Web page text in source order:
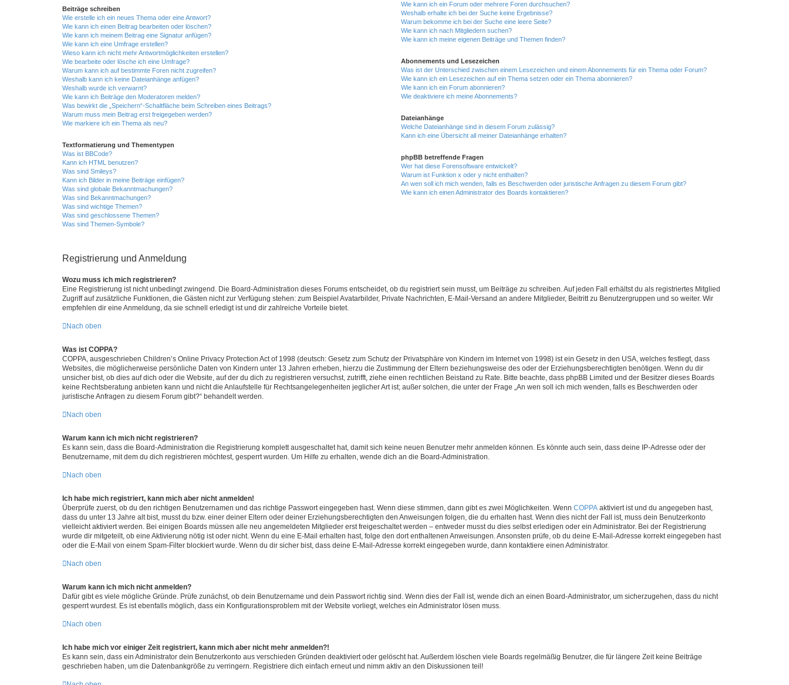
Beiträge schreiben
Wie erstelle ich ein neues Thema oder eine Antwort?
Wie kann ich einen Beitrag bearbeiten oder löschen?
Wie kann ich meinem Beitrag eine Signatur anfügen?
Wie kann ich eine Umfrage erstellen?
Wieso kann ich nicht mehr Antwortmöglichkeiten erstellen?
Wie bearbeite oder lösche ich eine Umfrage?
Warum kann ich auf bestimmte Foren nicht zugreifen?
Weshalb kann ich keine Dateianhänge anfügen?
Weshalb wurde ich verwarnt?
Wie kann ich Beiträge den Moderatoren melden?
Was bewirkt die „Speichern“-Schaltfläche beim Schreiben eines Beitrags?
Warum muss mein Beitrag erst freigegeben werden?
Wie markiere ich ein Thema als neu?
Textformatierung und Thementypen
Was ist BBCode?
Kann ich HTML benutzen?
Was sind Smileys?
Kann ich Bilder in meine Beiträge einfügen?
Was sind globale Bekanntmachungen?
Was sind Bekanntmachungen?
Was sind wichtige Themen?
Was sind geschlossene Themen?
Was sind Themen-Symbole?
Wie kann ich ein Forum oder mehrere Foren durchsuchen?
Weshalb erhalte ich bei der Suche keine Ergebnisse?
Warum bekomme ich bei der Suche eine leere Seite?
Wie kann ich nach Mitgliedern suchen?
Wie kann ich meine eigenen Beiträge und Themen finden?
Abonnements und Lesezeichen
Was ist der Unterschied zwischen einem Lesezeichen und einem Abonnements für ein Thema oder Forum?
Wie kann ich ein Lesezeichen auf ein Thema setzen oder ein Thema abonnieren?
Wie kann ich ein Forum abonnieren?
Wie deaktiviere ich meine Abonnements?
Dateianhänge
Welche Dateianhänge sind in diesem Forum zulässig?
Kann ich eine Übersicht all meiner Dateianhänge erhalten?
phpBB betreffende Fragen
Wer hat diese Forensoftware entwickelt?
Warum ist Funktion x oder y nicht enthalten?
An wen soll ich mich wenden, falls es Beschwerden oder juristische Anfragen zu diesem Forum gibt?
Wie kann ich einen Administrator des Boards kontaktieren?
Registrierung und Anmeldung
Wozu muss ich mich registrieren?
Eine Registrierung ist nicht unbedingt zwingend. Die Board-Administration dieses Forums entscheidet, ob du registriert sein musst, um Beiträge zu schreiben. Auf jeden Fall erhältst du als registriertes Mitglied
Zugriff auf zusätzliche Funktionen, die Gästen nicht zur Verfügung stehen: zum Beispiel Avatarbilder, Private Nachrichten, E-Mail-Versand an andere Mitglieder, Beitritt zu Benutzergruppen und so weiter. Wir
empfehlen dir eine Anmeldung, da sie schnell erledigt ist und dir zahlreiche Vorteile bietet.
Nach oben
Was ist COPPA?
COPPA, ausgeschrieben Children’s Online Privacy Protection Act of 1998 (deutsch: Gesetz zum Schutz der Privatsphäre von Kindern im Internet von 1998) ist ein Gesetz in den USA, welches festlegt, dass
Websites, die möglicherweise persönliche Daten von Kindern unter 13 Jahren erheben, hierzu die Zustimmung der Eltern beziehungsweise des oder der Erziehungsberechtigten benötigen. Wenn du dir
unsicher bist, ob dies auf dich oder die Website, auf der du dich zu registrieren versuchst, zutrifft, ziehe einen rechtlichen Beistand zu Rate. Bitte beachte, dass phpBB Limited und der Besitzer dieses Boards
keine Rechtsberatung anbieten kann und nicht die Anlaufstelle für Rechtsangelegenheiten jeglicher Art ist; außer solchen, die unter der Frage „An wen soll ich mich wenden, falls es Beschwerden oder
juristische Anfragen zu diesem Forum gibt?“ behandelt werden.
Nach oben
Warum kann ich mich nicht registrieren?
Es kann sein, dass die Board-Administration die Registrierung komplett ausgeschaltet hat, damit sich keine neuen Benutzer mehr anmelden können. Es könnte auch sein, dass deine IP-Adresse oder der
Benutzername, mit dem du dich registrieren möchtest, gesperrt wurden. Um Hilfe zu erhalten, wende dich an die Board-Administration.
Nach oben
Ich habe mich registriert, kann mich aber nicht anmelden!
Überprüfe zuerst, ob du den richtigen Benutzernamen und das richtige Passwort eingegeben hast. Wenn diese stimmen, dann gibt es zwei Möglichkeiten. Wenn COPPA aktiviert ist und du angegeben hast,
dass du unter 13 Jahre alt bist, musst du bzw. einer deiner Eltern oder deiner Erziehungsberechtigten den Anweisungen folgen, die du erhalten hast. Wenn dies nicht der Fall ist, muss dein Benutzerkonto
vielleicht aktiviert werden. Bei einigen Boards müssen alle neu angemeldeten Mitglieder erst freigeschaltet werden – entweder musst du dies selbst erledigen oder ein Administrator. Bei der Registrierung
wurde dir mitgeteilt, ob eine Aktivierung nötig ist oder nicht. Wenn du eine E-Mail erhalten hast, folge den dort enthaltenen Anweisungen. Ansonsten prüfe, ob du deine E-Mail-Adresse korrekt eingegeben hast
oder die E-Mail von einem Spam-Filter blockiert wurde. Wenn du dir sicher bist, dass deine E-Mail-Adresse korrekt eingegeben wurde, dann kontaktiere einen Administrator.
Nach oben
Warum kann ich mich nicht anmelden?
Dafür gibt es viele mögliche Gründe. Prüfe zunächst, ob dein Benutzername und dein Passwort richtig sind. Wenn dies der Fall ist, wende dich an einen Board-Administrator, um sicherzugehen, dass du nicht
gesperrt wurdest. Es ist ebenfalls möglich, dass ein Konfigurationsproblem mit der Website vorliegt, welches ein Administrator lösen muss.
Nach oben
Ich habe mich vor einiger Zeit registriert, kann mich aber nicht mehr anmelden?!
Es kann sein, dass ein Administrator dein Benutzerkonto aus verschieden Gründen deaktiviert oder gelöscht hat. Außerdem löschen viele Boards regelmäßig Benutzer, die für längere Zeit keine Beiträge
geschrieben haben, um die Datenbankgröße zu verringern. Registriere dich einfach erneut und nimm aktiv an den Diskussionen teil!